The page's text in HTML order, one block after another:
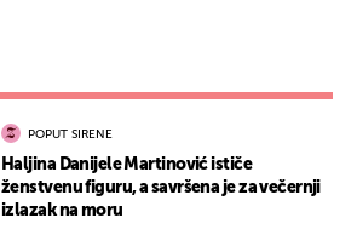
POPUT SIRENE
Haljina Danijele Martinović ističe
ženstvenu figuru, a savršena je za večernji
izlazak na moru